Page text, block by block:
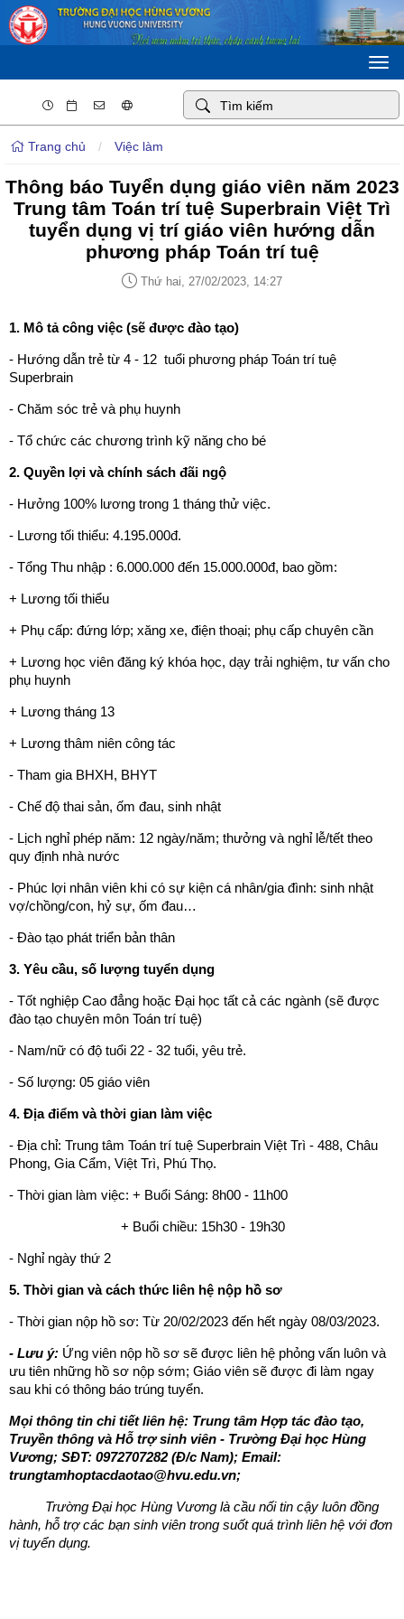
Trang chủ / Việc làm
Thông báo Tuyển dụng giáo viên năm 2023
Trung tâm Toán trí tuệ Superbrain Việt Trì
tuyển dụng vị trí giáo viên hướng dẫn
phương pháp Toán trí tuệ
Thứ hai, 27/02/2023, 14:27
1. Mô tả công việc (sẽ được đào tạo)
- Hướng dẫn trẻ từ 4 - 12 tuổi phương pháp Toán trí tuệ
Superbrain
- Chăm sóc trẻ và phụ huynh
- Tổ chức các chương trình kỹ năng cho bé
2. Quyền lợi và chính sách đãi ngộ
- Hưởng 100% lương trong 1 tháng thử việc.
- Lương tối thiểu: 4.195.000đ.
- Tổng Thu nhập : 6.000.000 đến 15.000.000đ, bao gồm:
+ Lương tối thiểu
+ Phụ cấp: đứng lớp; xăng xe, điện thoại; phụ cấp chuyên cần
+ Lương học viên đăng ký khóa học, dạy trải nghiệm, tư vấn cho
phụ huynh
+ Lương tháng 13
+ Lương thâm niên công tác
- Tham gia BHXH, BHYT
- Chế độ thai sản, ốm đau, sinh nhật
- Lịch nghỉ phép năm: 12 ngày/năm; thưởng và nghỉ lễ/tết theo
quy định nhà nước
- Phúc lợi nhân viên khi có sự kiện cá nhân/gia đình: sinh nhật
vợ/chồng/con, hỷ sự, ốm đau…
- Đào tạo phát triển bản thân
3. Yêu cầu, số lượng tuyển dụng
- Tốt nghiệp Cao đẳng hoặc Đại học tất cả các ngành (sẽ được
đào tạo chuyên môn Toán trí tuệ)
- Nam/nữ có độ tuổi 22 - 32 tuổi, yêu trẻ.
- Số lượng: 05 giáo viên
4. Địa điểm và thời gian làm việc
- Địa chỉ: Trung tâm Toán trí tuệ Superbrain Việt Trì - 488, Châu
Phong, Gia Cẩm, Việt Trì, Phú Thọ.
- Thời gian làm việc: + Buổi Sáng: 8h00 - 11h00
+ Buổi chiều: 15h30 - 19h30
- Nghỉ ngày thứ 2
5. Thời gian và cách thức liên hệ nộp hồ sơ
- Thời gian nộp hồ sơ: Từ 20/02/2023 đến hết ngày 08/03/2023.
- Lưu ý: Ứng viên nộp hồ sơ sẽ được liên hệ phỏng vấn luôn và
ưu tiên những hồ sơ nộp sớm; Giáo viên sẽ được đi làm ngay
sau khi có thông báo trúng tuyển.
Mọi thông tin chi tiết liên hệ: Trung tâm Hợp tác đào tạo,
Truyền thông và Hỗ trợ sinh viên - Trường Đại học Hùng
Vương; SĐT: 0972707282 (Đ/c Nam); Email:
trungtamhoptacdaotao@hvu.edu.vn;
Trường Đại học Hùng Vương là cầu nối tin cậy luôn đồng
hành, hỗ trợ các bạn sinh viên trong suốt quá trình liên hệ với đơn
vị tuyển dụng.